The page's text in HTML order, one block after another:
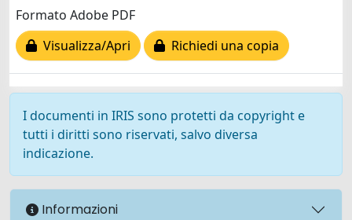
Formato Adobe PDF
Visualizza/Apri
Richiedi una copia
I documenti in IRIS sono protetti da copyright e
tutti i diritti sono riservati, salvo diversa
indicazione.
Informazioni